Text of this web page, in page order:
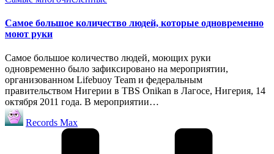
Самое большое количество людей, которые одновременно
моют руки
Самое большое количество людей, моющих руки
одновременно было зафиксировано на мероприятии,
организованном Lifebuoy Team и федеральным
правительством Нигерии в TBS Onikan в Лагосе, Нигерия, 14
октября 2011 года. В мероприятии…
Запись
от
Records Max